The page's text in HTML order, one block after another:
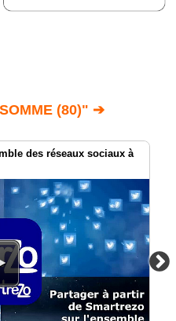
(80)" ➔
des réseaux sociaux à